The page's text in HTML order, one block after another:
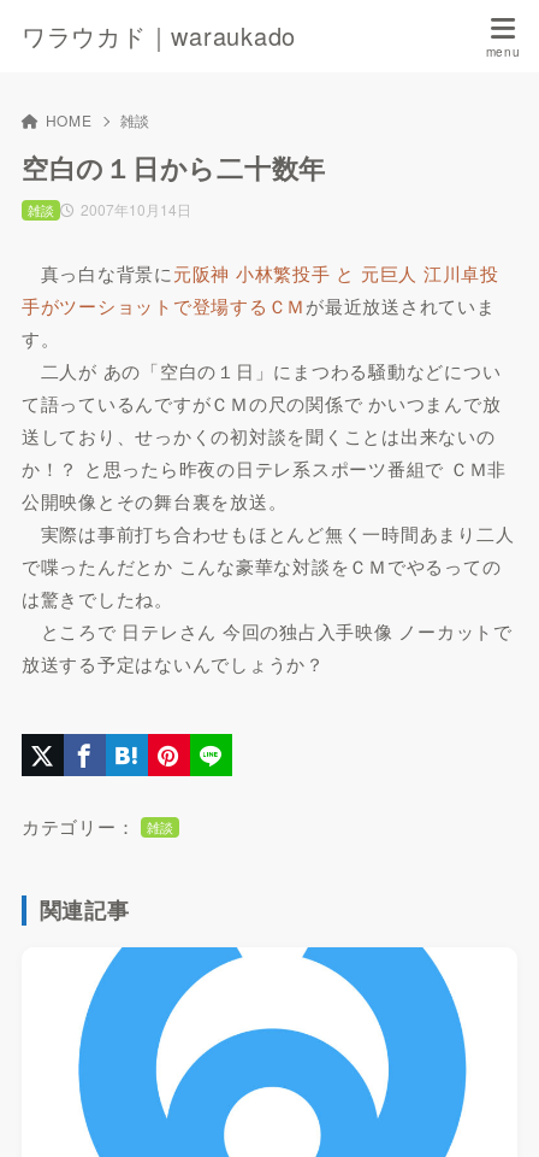
ワラウカド｜waraukado
HOME 雑談
空白の１日から二十数年
2007年10月14日
雑談
真っ白な背景に元阪神 小林繁投手 と 元巨人 江川卓投
手がツーショットで登場するＣＭが最近放送されていま
す。
二人が あの「空白の１日」にまつわる騒動などについ
て語っているんですがＣＭの尺の関係で かいつまんで放
送しており、せっかくの初対談を聞くことは出来ないの
か！？ と思ったら昨夜の日テレ系スポーツ番組で ＣＭ非
公開映像とその舞台裏を放送。
実際は事前打ち合わせもほとんど無く一時間あまり二人
で喋ったんだとか こんな豪華な対談をＣＭでやるっての
は驚きでしたね。
ところで 日テレさん 今回の独占入手映像 ノーカットで
放送する予定はないんでしょうか？
カテゴリー： 雑談
関連記事